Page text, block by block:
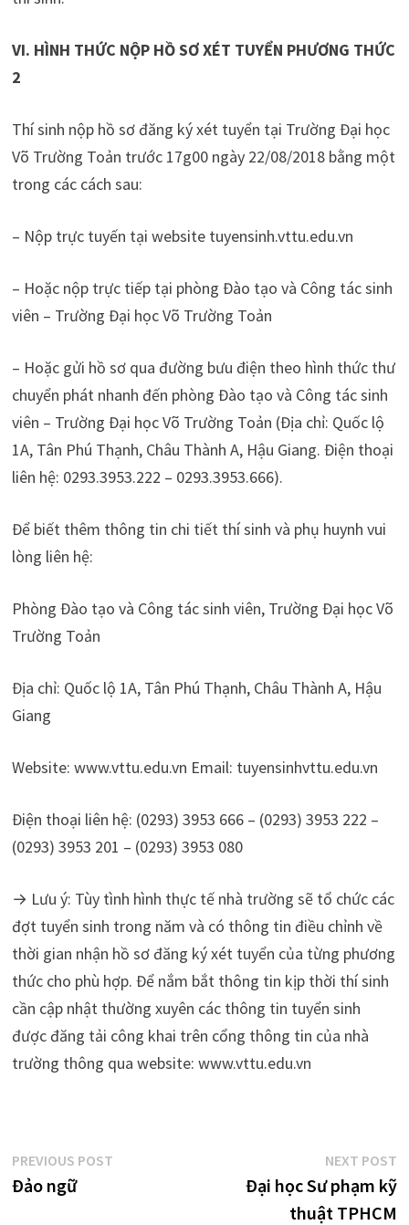
VI. HÌNH THỨC NỘP HỒ SƠ XÉT TUYỂN PHƯƠNG THỨC
2
Thí sinh nộp hồ sơ đăng ký xét tuyển tại Trường Đại học
Võ Trường Toản trước 17g00 ngày 22/08/2018 bằng một
trong các cách sau:
– Nộp trực tuyến tại website tuyensinh.vttu.edu.vn
– Hoặc nộp trực tiếp tại phòng Đào tạo và Công tác sinh
viên – Trường Đại học Võ Trường Toản
– Hoặc gửi hồ sơ qua đường bưu điện theo hình thức thư
chuyển phát nhanh đến phòng Đào tạo và Công tác sinh
viên – Trường Đại học Võ Trường Toản (Địa chỉ: Quốc lộ
1A, Tân Phú Thạnh, Châu Thành A, Hậu Giang. Điện thoại
liên hệ: 0293.3953.222 – 0293.3953.666).
Để biết thêm thông tin chi tiết thí sinh và phụ huynh vui
lòng liên hệ:
Phòng Đào tạo và Công tác sinh viên, Trường Đại học Võ
Trường Toản
Địa chỉ: Quốc lộ 1A, Tân Phú Thạnh, Châu Thành A, Hậu
Giang
Website: www.vttu.edu.vn Email: tuyensinhvttu.edu.vn
Điện thoại liên hệ: (0293) 3953 666 – (0293) 3953 222 –
(0293) 3953 201 – (0293) 3953 080
→ Lưu ý: Tùy tình hình thực tế nhà trường sẽ tổ chức các
đợt tuyển sinh trong năm và có thông tin điều chỉnh về
thời gian nhận hồ sơ đăng ký xét tuyển của từng phương
thức cho phù hợp. Để nắm bắt thông tin kịp thời thí sinh
cần cập nhật thường xuyên các thông tin tuyển sinh
được đăng tải công khai trên cổng thông tin của nhà
trường thông qua website: www.vttu.edu.vn
Điều
hướng
PREVIOUS POSTPrevious
Đảo ngữ
NEXT POST
Đại học Sư phạm kỹ
thuật TPHCM